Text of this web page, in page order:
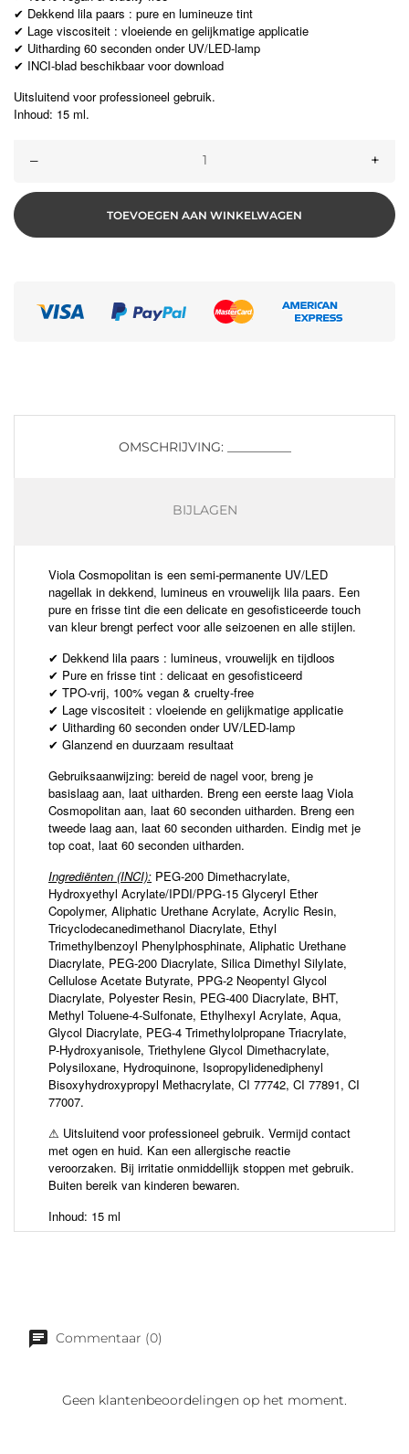
✔ Dekkend lila paars : pure en lumineuze tint
✔ Lage viscositeit : vloeiende en gelijkmatige applicatie
✔ Uitharding 60 seconden onder UV/LED-lamp
✔ INCI-blad beschikbaar voor download
Uitsluitend voor professioneel gebruik.
Inhoud: 15 ml.
– +
TOEVOEGEN AAN WINKELWAGEN
OMSCHRIJVING: __________
BIJLAGEN
Viola Cosmopolitan is een semi-permanente UV/LED
nagellak in dekkend, lumineus en vrouwelijk lila paars. Een
pure en frisse tint die een delicate en gesofisticeerde touch
van kleur brengt perfect voor alle seizoenen en alle stijlen.
✔ Dekkend lila paars : lumineus, vrouwelijk en tijdloos
✔ Pure en frisse tint : delicaat en gesofisticeerd
✔ TPO-vrij, 100% vegan & cruelty-free
✔ Lage viscositeit : vloeiende en gelijkmatige applicatie
✔ Uitharding 60 seconden onder UV/LED-lamp
✔ Glanzend en duurzaam resultaat
Gebruiksaanwijzing: bereid de nagel voor, breng je
basislaag aan, laat uitharden. Breng een eerste laag Viola
Cosmopolitan aan, laat 60 seconden uitharden. Breng een
tweede laag aan, laat 60 seconden uitharden. Eindig met je
top coat, laat 60 seconden uitharden.
Ingrediënten (INCI): PEG-200 Dimethacrylate,
Hydroxyethyl Acrylate/IPDI/PPG-15 Glyceryl Ether
Copolymer, Aliphatic Urethane Acrylate, Acrylic Resin,
Tricyclodecanedimethanol Diacrylate, Ethyl
Trimethylbenzoyl Phenylphosphinate, Aliphatic Urethane
Diacrylate, PEG-200 Diacrylate, Silica Dimethyl Silylate,
Cellulose Acetate Butyrate, PPG-2 Neopentyl Glycol
Diacrylate, Polyester Resin, PEG-400 Diacrylate, BHT,
Methyl Toluene-4-Sulfonate, Ethylhexyl Acrylate, Aqua,
Glycol Diacrylate, PEG-4 Trimethylolpropane Triacrylate,
P-Hydroxyanisole, Triethylene Glycol Dimethacrylate,
Polysiloxane, Hydroquinone, Isopropylidenediphenyl
Bisoxyhydroxypropyl Methacrylate, CI 77742, CI 77891, CI
77007.
⚠ Uitsluitend voor professioneel gebruik. Vermijd contact
met ogen en huid. Kan een allergische reactie
veroorzaken. Bij irritatie onmiddellijk stoppen met gebruik.
Buiten bereik van kinderen bewaren.
Inhoud: 15 ml
Commentaar (0)
Geen klantenbeoordelingen op het moment.